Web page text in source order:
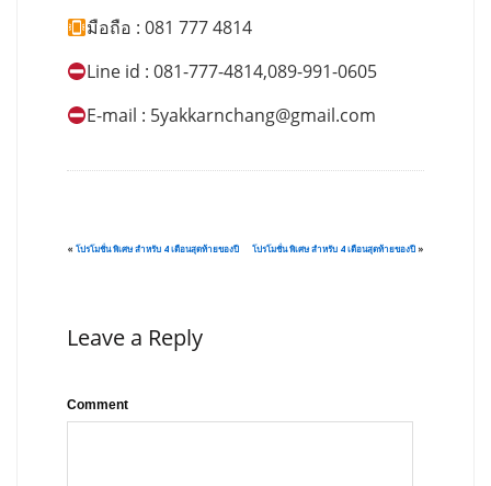
มือถือ : 081 777 4814
Line id : 081-777-4814,089-991-0605
E-mail : 5yakkarnchang@gmail.com
« โปรโมชั่น พิเศษ สำหรับ 4 เดือนสุดท้ายของปี โปรโมชั่น พิเศษ สำหรับ 4 เดือนสุดท้ายของปี »
Leave a Reply
Comment